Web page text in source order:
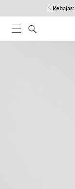
Rebajas: